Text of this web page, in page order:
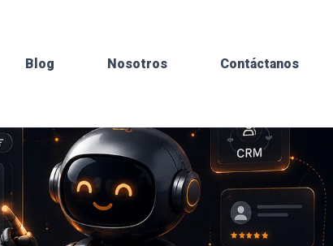
Blog Nosotros Contáctanos